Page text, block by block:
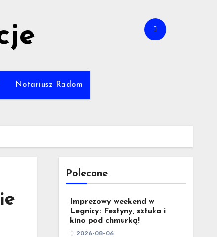
Notariusz Radom
Polecane
Imprezowy weekend w
Legnicy: Festyny, sztuka i
kino pod chmurką!
2026-08-06